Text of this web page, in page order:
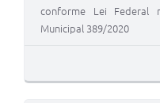
conforme Lei Federal
Municipal 389/2020